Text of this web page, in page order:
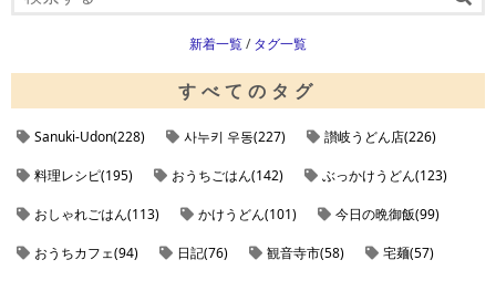
新着一覧/タグ一覧
すべてのタグ
Sanuki-Udon(228) 사누키 우동(227) 讃岐うどん店(226)
料理レシピ(195) おうちごはん(142) ぶっかけうどん(123)
おしゃれごはん(113) かけうどん(101) 今日の晩御飯(99)
おうちカフェ(94) 日記(76) 観音寺市(58) 宅麺(57)